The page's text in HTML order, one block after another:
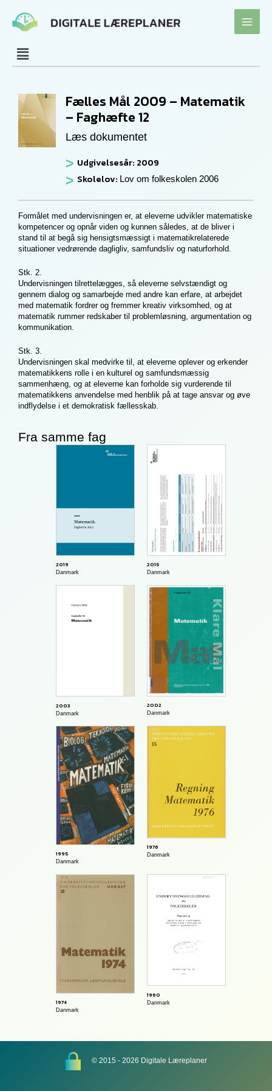
Fra samme fag
2019
Danmark
2015
Danmark
2003
Danmark
2002
Danmark
1995
Danmark
1976
Danmark
1974
Danmark
1960
Danmark
Fælles Mål 2009 – Matematik
– Faghæfte 12
Læs dokumentet
Udgivelsesår: 2009
Skolelov: Lov om folkeskolen 2006
Formålet med undervisningen er, at eleverne udvikler matematiske
kompetencer og opnår viden og kunnen således, at de bliver i
stand til at begå sig hensigtsmæssigt i matematikrelaterede
situationer vedrørende dagligliv, samfundsliv og naturforhold.
Stk. 2.
Undervisningen tilrettelægges, så eleverne selvstændigt og
gennem dialog og samarbejde med andre kan erfare, at arbejdet
med matematik fordrer og fremmer kreativ virksomhed, og at
matematik rummer redskaber til problemløsning, argumentation og
kommunikation.
Stk. 3.
Undervisningen skal medvirke til, at eleverne oplever og erkender
matematikkens rolle i en kulturel og samfundsmæssig
sammenhæng, og at eleverne kan forholde sig vurderende til
matematikkens anvendelse med henblik på at tage ansvar og øve
indflydelse i et demokratisk fællesskab.
© 2015 - 2026 Digitale Læreplaner